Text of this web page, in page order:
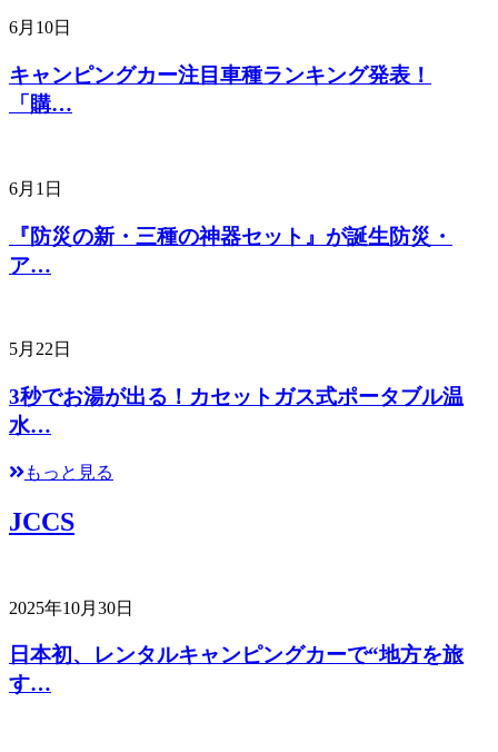
6月10日
キャンピングカー注目車種ランキング発表！
「購…
6月1日
『防災の新・三種の神器セット』が誕生防災・
ア…
5月22日
3秒でお湯が出る！カセットガス式ポータブル温
水…
もっと見る
JCCS
2025年10月30日
日本初、レンタルキャンピングカーで“地方を旅
す…